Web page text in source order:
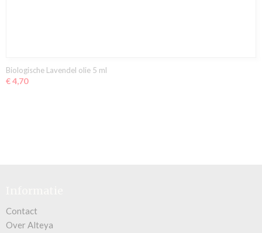
Biologische Lavendel olie 5 ml
€ 4,70
Contact
Over Alteya